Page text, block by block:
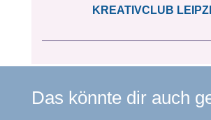
KREATIVCLUB
Das könnte dir auch